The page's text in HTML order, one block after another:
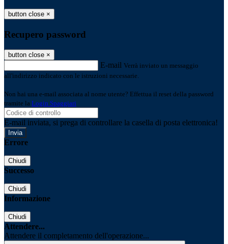
button close ×
Recupero password
button close ×
E-mail Verrà inviato un messaggio
all'indirizzo indicato con le istruzioni necessarie.
Non hai una e-mail associata al nome utente? Effettua il reset della password
tramite la Login Spaggiari
E-mail inviata, si prega di controllare la casella di posta elettronica!
Errore
Chiudi
Successo
Chiudi
Informazione
Chiudi
Attendere...
Attendere il completamento dell'operazione...